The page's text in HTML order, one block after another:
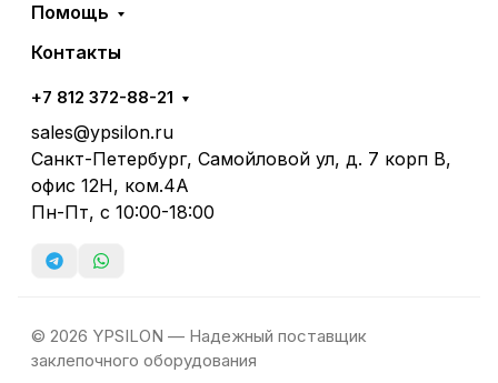
Помощь
Контакты
+7 812 372-88-21
sales@ypsilon.ru
Санкт-Петербург, Самойловой ул, д. 7 корп В,
офис 12Н, ком.4А
Пн-Пт, с 10:00-18:00
© 2026 YPSILON — Надежный поставщик
заклепочного оборудования